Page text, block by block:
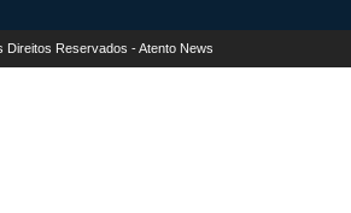
Direitos Reservados - Atento News